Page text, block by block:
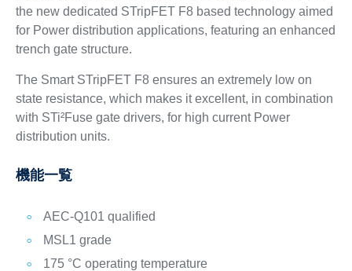
the new dedicated STripFET F8 based technology aimed
for Power distribution applications, featuring an enhanced
trench gate structure.
The Smart STripFET F8 ensures an extremely low on
state resistance, which makes it excellent, in combination
with STi²Fuse gate drivers, for high current Power
distribution units.
機能一覧
AEC-Q101 qualified
MSL1 grade
175 °C operating temperature